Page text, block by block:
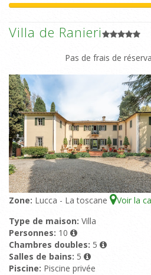
Villa de Ranieri
Pas de frais de
Zone: Lucca - La toscane Voir la
Type de maison: Villa
Personnes: 10
Chambres doubles: 5
Salles de bains: 5
Piscine: Piscine privée